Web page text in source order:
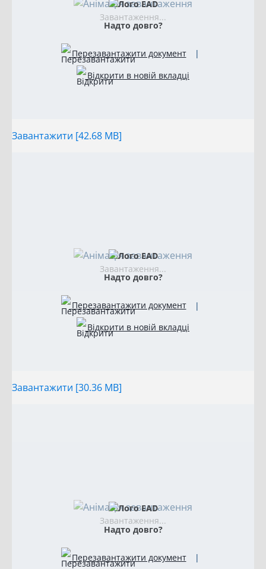
Завантаження...
Надто довго?
Перезавантажити документ
|
Відкрити в новій вкладці
Завантажити [42.68 MB]
Завантаження...
Надто довго?
Перезавантажити документ
|
Відкрити в новій вкладці
Завантажити [30.36 MB]
Завантаження...
Надто довго?
Перезавантажити документ
|